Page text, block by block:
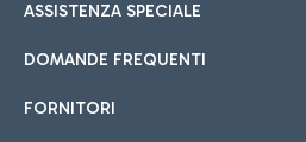
ASSISTENZA SPECIALE
DOMANDE FREQUENTI
FORNITORI